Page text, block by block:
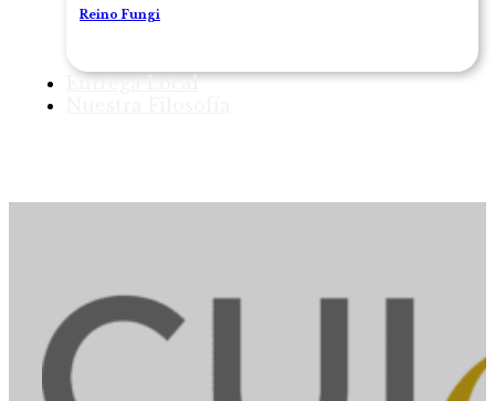
Reino Fungi
Entrega Local